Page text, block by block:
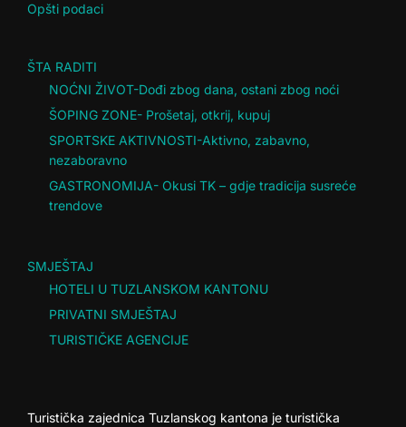
Opšti podaci
ŠTA RADITI
NOĆNI ŽIVOT-Dođi zbog dana, ostani zbog noći
ŠOPING ZONE- Prošetaj, otkrij, kupuj
SPORTSKE AKTIVNOSTI-Aktivno, zabavno,
nezaboravno
GASTRONOMIJA- Okusi TK – gdje tradicija susreće
trendove
SMJEŠTAJ
HOTELI U TUZLANSKOM KANTONU
PRIVATNI SMJEŠTAJ
TURISTIČKE AGENCIJE
Turistička zajednica Tuzlanskog kantona je turistička